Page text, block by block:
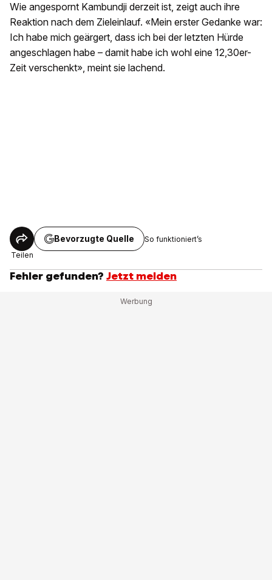
Wie angespornt Kambundji derzeit ist, zeigt auch ihre
Reaktion nach dem Zieleinlauf. «Mein erster Gedanke war:
Ich habe mich geärgert, dass ich bei der letzten Hürde
angeschlagen habe – damit habe ich wohl eine 12,30er-
Zeit verschenkt», meint sie lachend.
Teilen
Bevorzugte Quelle So funktioniert’s
Fehler gefunden? Jetzt melden